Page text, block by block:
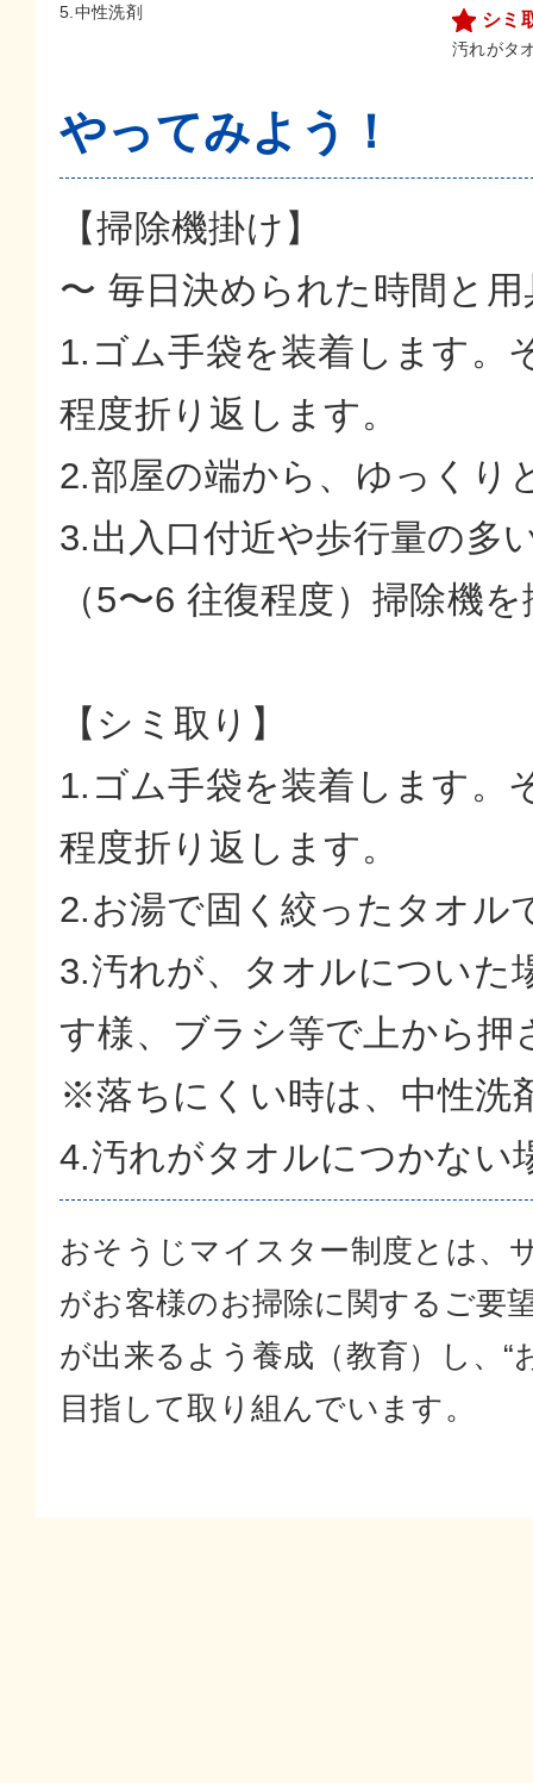
5.中性洗剤
シミ
汚れがタ
やってみよう！
【掃除機掛け】
〜 毎日決められた時間と
1.ゴム手袋を装着します。
程度折り返します。
2.部屋の端から、ゆっくり
3.出入口付近や歩行量の多
（5〜6 往復程度）掃除機
【シミ取り】
1.ゴム手袋を装着します。
程度折り返します。
2.お湯で固く絞ったタオル
3.汚れが、タオルについた
す様、ブラシ等で上から押
※落ちにくい時は、中性洗
4.汚れがタオルにつかない
おそうじマイスター制度とは、
がお客様のお掃除に関するご要
が出来るよう養成（教育）し、
目指して取り組んでいます。